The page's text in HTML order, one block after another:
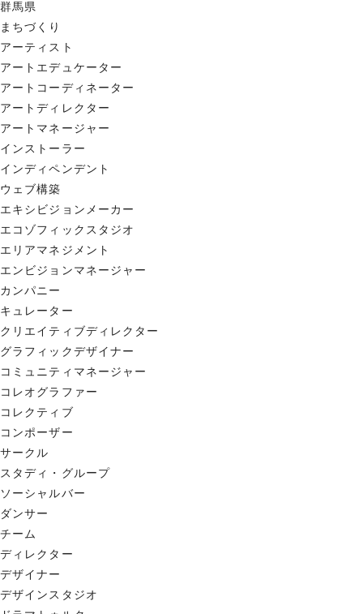
群馬県
まちづくり
アーティスト
アートエデュケーター
アートコーディネーター
アートディレクター
アートマネージャー
インストーラー
インディペンデント
ウェブ構築
エキシビジョンメーカー
エコゾフィックスタジオ
エリアマネジメント
エンビジョンマネージャー
カンパニー
キュレーター
クリエイティブディレクター
グラフィックデザイナー
コミュニティマネージャー
コレオグラファー
コレクティブ
コンポーザー
サークル
スタディ・グループ
ソーシャルバー
ダンサー
チーム
ディレクター
デザイナー
デザインスタジオ